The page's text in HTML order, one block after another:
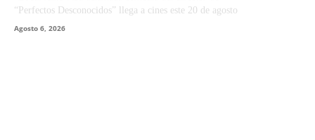
“Perfectos Desconocidos” llega a cines este 20 de agosto
Agosto 6, 2026